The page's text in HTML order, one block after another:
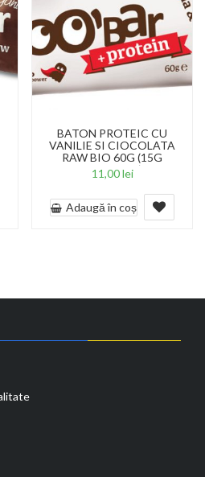
BATON PROTEIC CU
VANILIE SI CIOCOLATA
RAW BIO 60G (15G
PROTEINE)
11,00lei
Adaugă în coș